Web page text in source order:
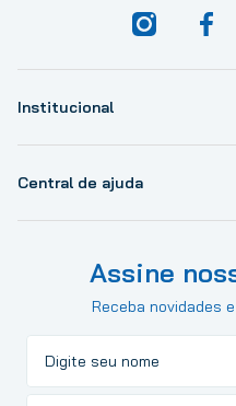
Institucional
Central de ajuda
Assine
Receba novidades